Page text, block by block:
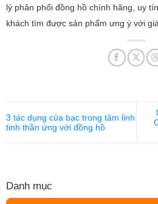
lý phân phối đồng hồ chính hãng, uy
khách tìm được sản phẩm ưng ý với
3 tác dụng của bạc trong tâm linh
tinh thần ứng với đồng hồ
Danh mục